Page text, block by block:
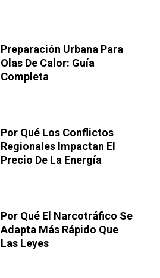
Preparación Urbana Para
Olas De Calor: Guía
Completa
Por Qué Los Conflictos
Regionales Impactan El
Precio De La Energía
Por Qué El Narcotráfico Se
Adapta Más Rápido Que
Las Leyes